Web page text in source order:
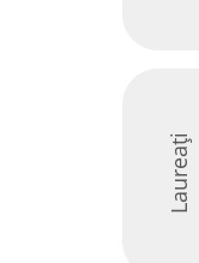
Laureați